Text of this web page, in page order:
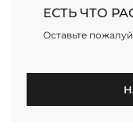
ЕСТЬ ЧТО
Оставьте